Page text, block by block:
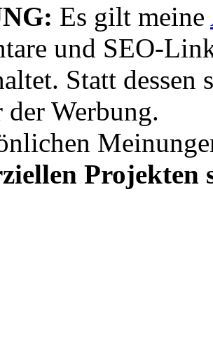
Es gilt meine
und SEO-
Statt dessen
Werbung.
Projekten